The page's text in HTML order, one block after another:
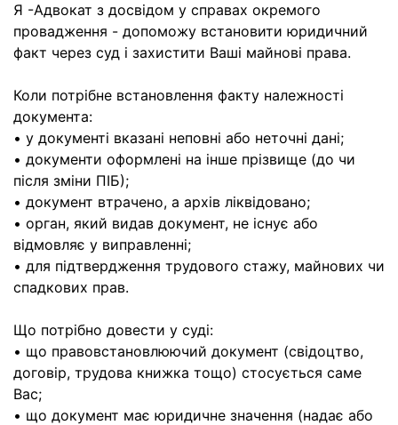
Я -Адвокат з досвідом у справах окремого
провадження - допоможу встановити юридичний
факт через суд і захистити Ваші майнові права.
Коли потрібне встановлення факту належності
документа:
• у документі вказані неповні або неточні дані;
• документи оформлені на інше прізвище (до чи
після зміни ПІБ);
• документ втрачено, а архів ліквідовано;
• орган, який видав документ, не існує або
відмовляє у виправленні;
• для підтвердження трудового стажу, майнових чи
спадкових прав.
Що потрібно довести у суді:
• що правовстановлюючий документ (свідоцтво,
договір, трудова книжка тощо) стосується саме
Вас;
• що документ має юридичне значення (надає або